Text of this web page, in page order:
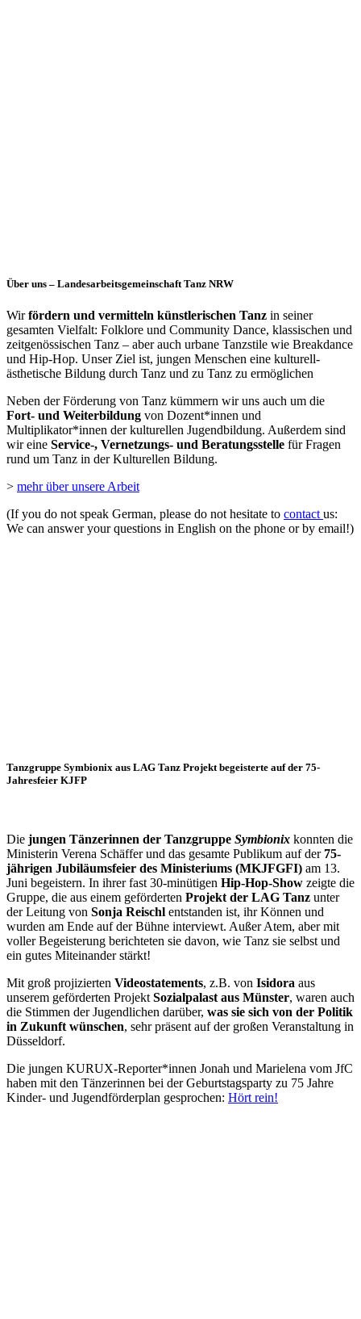
Über uns – Landesarbeitsgemeinschaft Tanz NRW
Wirfördern und vermitteln künstlerischen Tanz in seiner
gesamten Vielfalt: Folklore und Community Dance, klassischen und
zeitgenössischen Tanz – aber auch urbane Tanzstile wie Breakdance
und Hip-Hop. Unser Ziel ist, jungen Menschen eine kulturell-
ästhetische Bildung durch Tanz und zu Tanz zu ermöglichen
Neben der Förderung von Tanz kümmern wir uns auch um die
Fort- und Weiterbildung von Dozent*innen und
Multiplikator*innen der kulturellen Jugendbildung. Außerdem sind
wir eine Service-, Vernetzungs- und Beratungsstelle für Fragen
rund um Tanz in der Kulturellen Bildung.
> mehr über unsere Arbeit
(If you do not speak German, please do not hesitate to contact us:
We can answer your questions in English on the phone or by email!)
Tanzgruppe Symbionix aus LAG Tanz Projekt begeisterte auf der 75-
Jahresfeier KJFP
Die jungen Tänzerinnen der Tanzgruppe Symbionix konnten die
Ministerin Verena Schäffer und das gesamte Publikum auf der 75-
jährigen Jubiläumsfeier des Ministeriums (MKJFGFI) am 13.
Juni begeistern. In ihrer fast 30-minütigen Hip-Hop-Show zeigte die
Gruppe, die aus einem geförderten Projekt der LAG Tanz unter
der Leitung von Sonja Reischl entstanden ist, ihr Können und
wurden am Ende auf der Bühne interviewt. Außer Atem, aber mit
voller Begeisterung berichteten sie davon, wie Tanz sie selbst und
ein gutes Miteinander stärkt!
Mit groß projizierten Videostatements, z.B. von Isidora aus
unserem geförderten Projekt Sozialpalast aus Münster, waren auch
die Stimmen der Jugendlichen darüber, was sie sich von der Politik
in Zukunft wünschen, sehr präsent auf der großen Veranstaltung in
Düsseldorf.
Die jungen KURUX-Reporter*innen Jonah und Marielena vom JfC
haben mit den Tänzerinnen bei der Geburtstagsparty zu 75 Jahre
Kinder- und Jugendförderplan gesprochen: Hört rein!